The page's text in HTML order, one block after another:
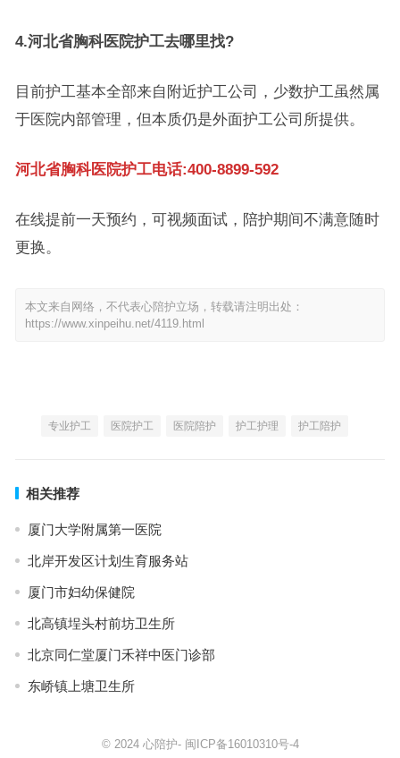
4.河北省胸科医院护工去哪里找?
目前护工基本全部来自附近护工公司，少数护工虽然属
于医院内部管理，但本质仍是外面护工公司所提供。
河北省胸科医院护工电话:400-8899-592
在线提前一天预约，可视频面试，陪护期间不满意随时
更换。
本文来自网络，不代表心陪护立场，转载请注明出处：
https://www.xinpeihu.net/4119.html
专业护工 医院护工 医院陪护 护工护理 护工陪护
相关推荐
厦门大学附属第一医院
北岸开发区计划生育服务站
厦门市妇幼保健院
北高镇埕头村前坊卫生所
北京同仁堂厦门禾祥中医门诊部
东峤镇上塘卫生所
© 2024 心陪护- 闽ICP备16010310号-4